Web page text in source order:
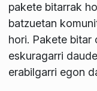
pakete bitarrak
batzuetan
hori. Pakete bitar
eskuragarri
erabilgarri egon